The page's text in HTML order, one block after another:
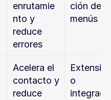
enrutamie
nto y
reduce
errores
ción de
menús
Acelera el
contacto y
reduce
o